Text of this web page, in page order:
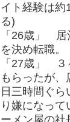
イト経験は約
る)
「26歳」 居
を決め転職。
「27歳」 ３
もらったが、
日三時間ぐら
り嫌になって
ーメン屋の社